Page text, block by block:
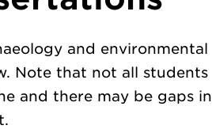
and environmental
Note that not all students
and there may be gaps in